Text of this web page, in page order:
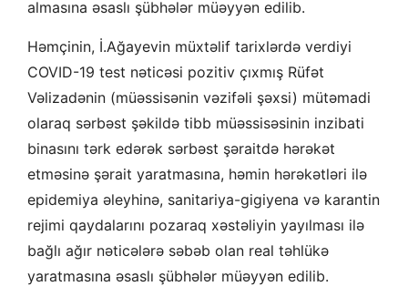
almasına əsaslı şübhələr müəyyən edilib.
Həmçinin, İ.Ağayevin müxtəlif tarixlərdə verdiyi
COVID-19 test nəticəsi pozitiv çıxmış Rüfət
Vəlizadənin (müəssisənin vəzifəli şəxsi) mütəmadi
olaraq sərbəst şəkildə tibb müəssisəsinin inzibati
binasını tərk edərək sərbəst şəraitdə hərəkət
etməsinə şərait yaratmasına, həmin hərəkətləri ilə
epidemiya əleyhinə, sanitariya-gigiyena və karantin
rejimi qaydalarını pozaraq xəstəliyin yayılması ilə
bağlı ağır nəticələrə səbəb olan real təhlükə
yaratmasına əsaslı şübhələr müəyyən edilib.